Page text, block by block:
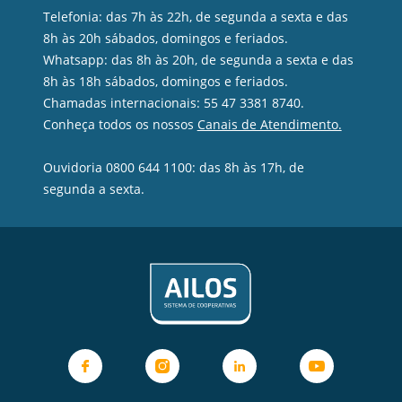
Telefonia: das 7h às 22h, de segunda a sexta e das
8h às 20h sábados, domingos e feriados.
Whatsapp: das 8h às 20h, de segunda a sexta e das
8h às 18h sábados, domingos e feriados.
Chamadas internacionais: 55 47 3381 8740.
Conheça todos os nossos Canais de Atendimento.
Ouvidoria 0800 644 1100: das 8h às 17h, de
segunda a sexta.